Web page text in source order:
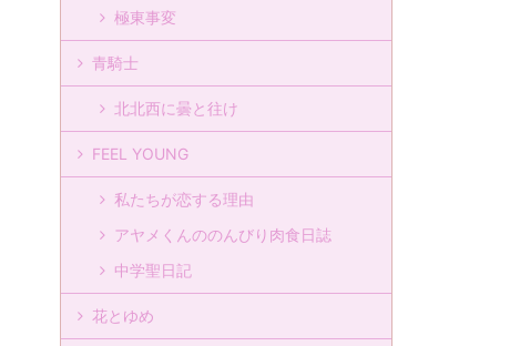
極東事変
青騎士
北北西に曇と往け
FEEL YOUNG
私たちが恋する理由
アヤメくんののんびり肉食日誌
中学聖日記
花とゆめ